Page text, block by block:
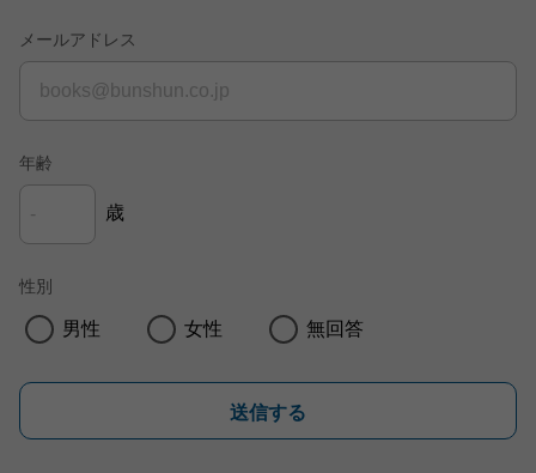
メールアドレス
年齢
歳
性別
男性 女性 無回答
送信する